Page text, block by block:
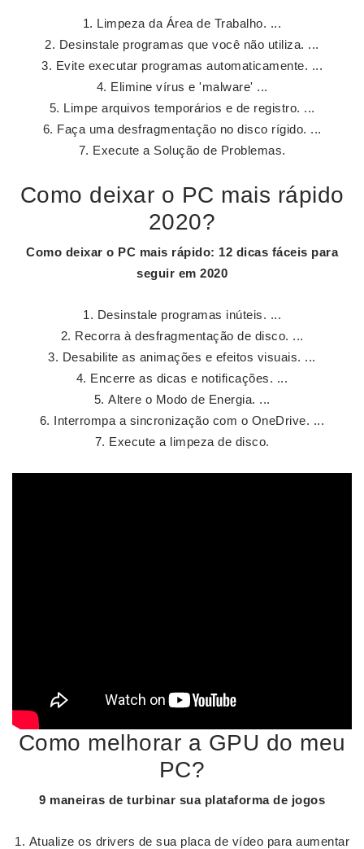
Limpeza da Área de Trabalho. ...
Desinstale programas que você não utiliza. ...
Evite executar programas automaticamente. ...
Elimine vírus e 'malware' ...
Limpe arquivos temporários e de registro. ...
Faça uma desfragmentação no disco rígido. ...
Execute a Solução de Problemas.
Como deixar o PC mais rápido
2020?
Como deixar o PC mais rápido: 12 dicas fáceis para
seguir em 2020
Desinstale programas inúteis. ...
Recorra à desfragmentação de disco. ...
Desabilite as animações e efeitos visuais. ...
Encerre as dicas e notificações. ...
Altere o Modo de Energia. ...
Interrompa a sincronização com o OneDrive. ...
Execute a limpeza de disco.
Como melhorar a GPU do meu
PC?
9 maneiras de turbinar sua plataforma de jogos
Atualize os drivers de sua placa de vídeo para aumentar